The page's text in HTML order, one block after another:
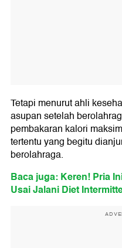
Tetapi menurut ahli
asupan setelah
pembakaran kalori
tertentu yang begitu
berolahraga.
Baca juga: Keren! Pria
Usai Jalani Diet